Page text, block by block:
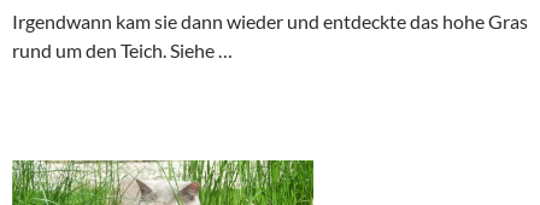
Irgendwann kam sie dann wieder und entdeckte das hohe Gras
rund um den Teich. Siehe …